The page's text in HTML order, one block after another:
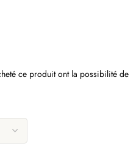
ce produit ont la possibilité de